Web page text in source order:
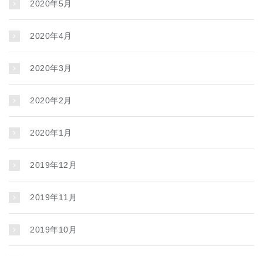
2020年5月
2020年4月
2020年3月
2020年2月
2020年1月
2019年12月
2019年11月
2019年10月